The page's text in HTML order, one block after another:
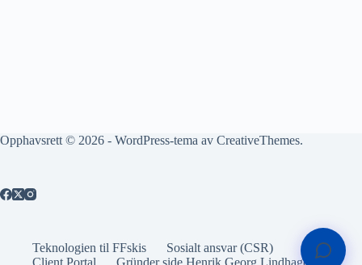
Opphavsrett © 2026 - WordPress-tema av CreativeThemes.
Teknologien til FFskis
Sosialt ansvar (CSR)
Client Portal
Gründer side Henrik Georg Lindhagen